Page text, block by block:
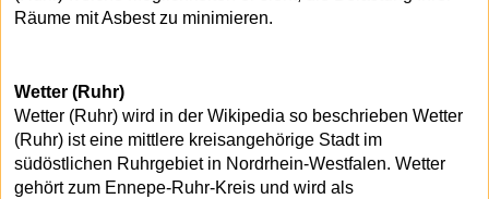
Räume mit Asbest zu minimieren.
Wetter (Ruhr)
Wetter (Ruhr) wird in der Wikipedia so beschrieben Wetter
(Ruhr) ist eine mittlere kreisangehörige Stadt im
südöstlichen Ruhrgebiet in Nordrhein-Westfalen. Wetter
gehört zum Ennepe-Ruhr-Kreis und wird als